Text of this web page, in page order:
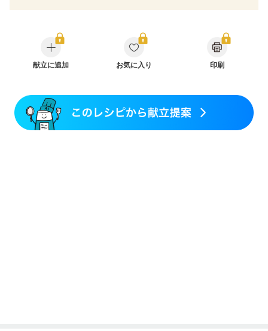
糖尿病性腎症（第３期）
CKD（ステージ１）
CKD（ステージ２）
CKD（ステージ３b）
乳がん（抗がん剤治療中）
乳がん（ホルモン療法中）
飲み込みにくい
妊婦健診・体重増加が気になる（初期）
妊婦健診・血圧が気になる（初期）
献立に追加 お気に入り 印刷